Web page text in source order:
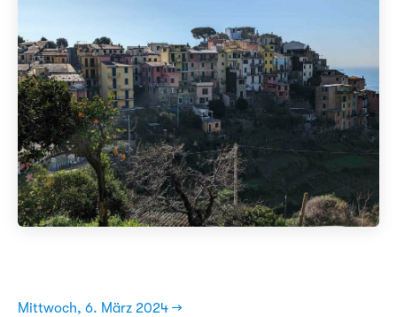
Mittwoch, 6. März 2024 →